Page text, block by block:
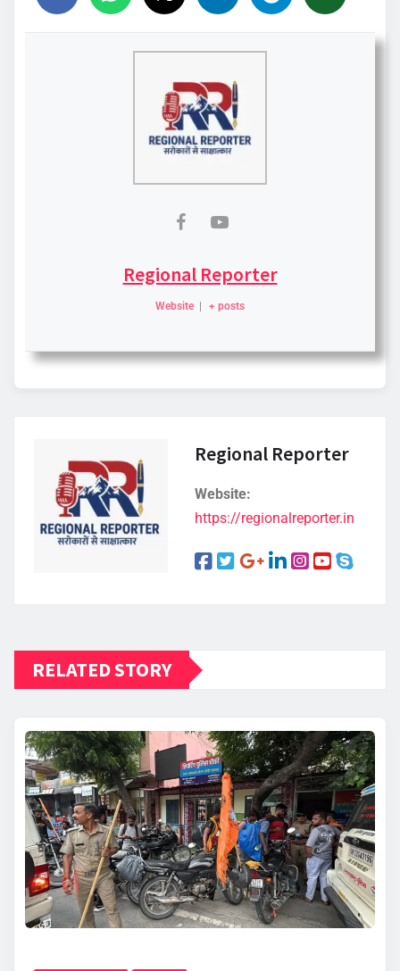
Regional Reporter
Website + posts
Regional Reporter
Website:
https://regionalreporter.in
RELATED STORY